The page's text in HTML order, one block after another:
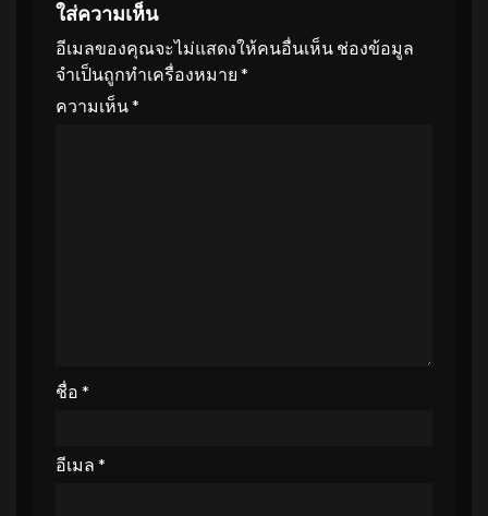
ใส่ความเห็น
อีเมลของคุณจะไม่แสดงให้คนอื่นเห็น ช่องข้อมูล
จำเป็นถูกทำเครื่องหมาย *
ความเห็น*
ชื่อ *
อีเมล *